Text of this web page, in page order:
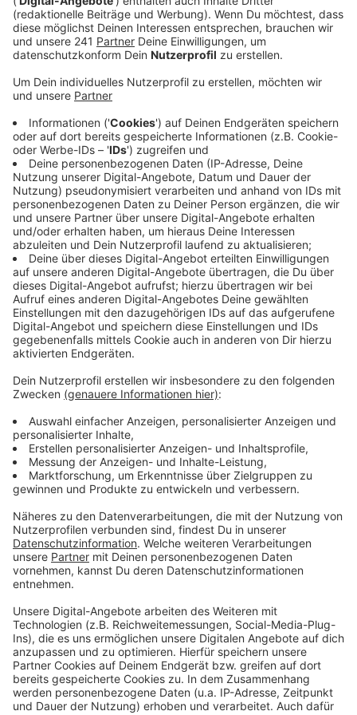
Veröffentlicht:Sonntag, 18.04.2021 13:06
Anzeige
In Rosario (Argentinien) beim Lateinamerikanischen
Olympia-Qualifikationsturnier löste der in der 1.
Bundesliga für den TTC Bergneustadt spielende Profi
Alberto Mino aus Ecuador eines der vier Tickets für
die Olympischen Spiele im Sommer in Tokio.
Im Entscheidungsspiel der zweiten Qualifikationsrunde
setze sich der 30jährige in einem nervenaufreibenden
Entscheidungs-Match gegen Jose Campos aus Kuba
durch. Zunächst ging Mino nach 11:2 im ersten Satz
selbst in Führung, geriet aber dann mit 1:3 Rückstand.
Im fünften Satz musste Alberto Mino beim Stande
von 7:10 auch noch drei Matchbälle abwehren.
nicht rund für die Nummer 77 der Weltrangliste. Der
Alberto Mino gab nicht auf und erkämpfte sich beim
10:8 zwei Matchbälle, die er aber beide liegen ließ.
Auch den dritten beim 11:10 konnte der Kubaner
abwehren. Beim 12:11 nahm Mino seinen ganzen Mut
anschließend zwei Topspins, mit denen er den 4:3-Sieg
und die Olympia-Quali perfekt machte.
Anzeige
Anzeige